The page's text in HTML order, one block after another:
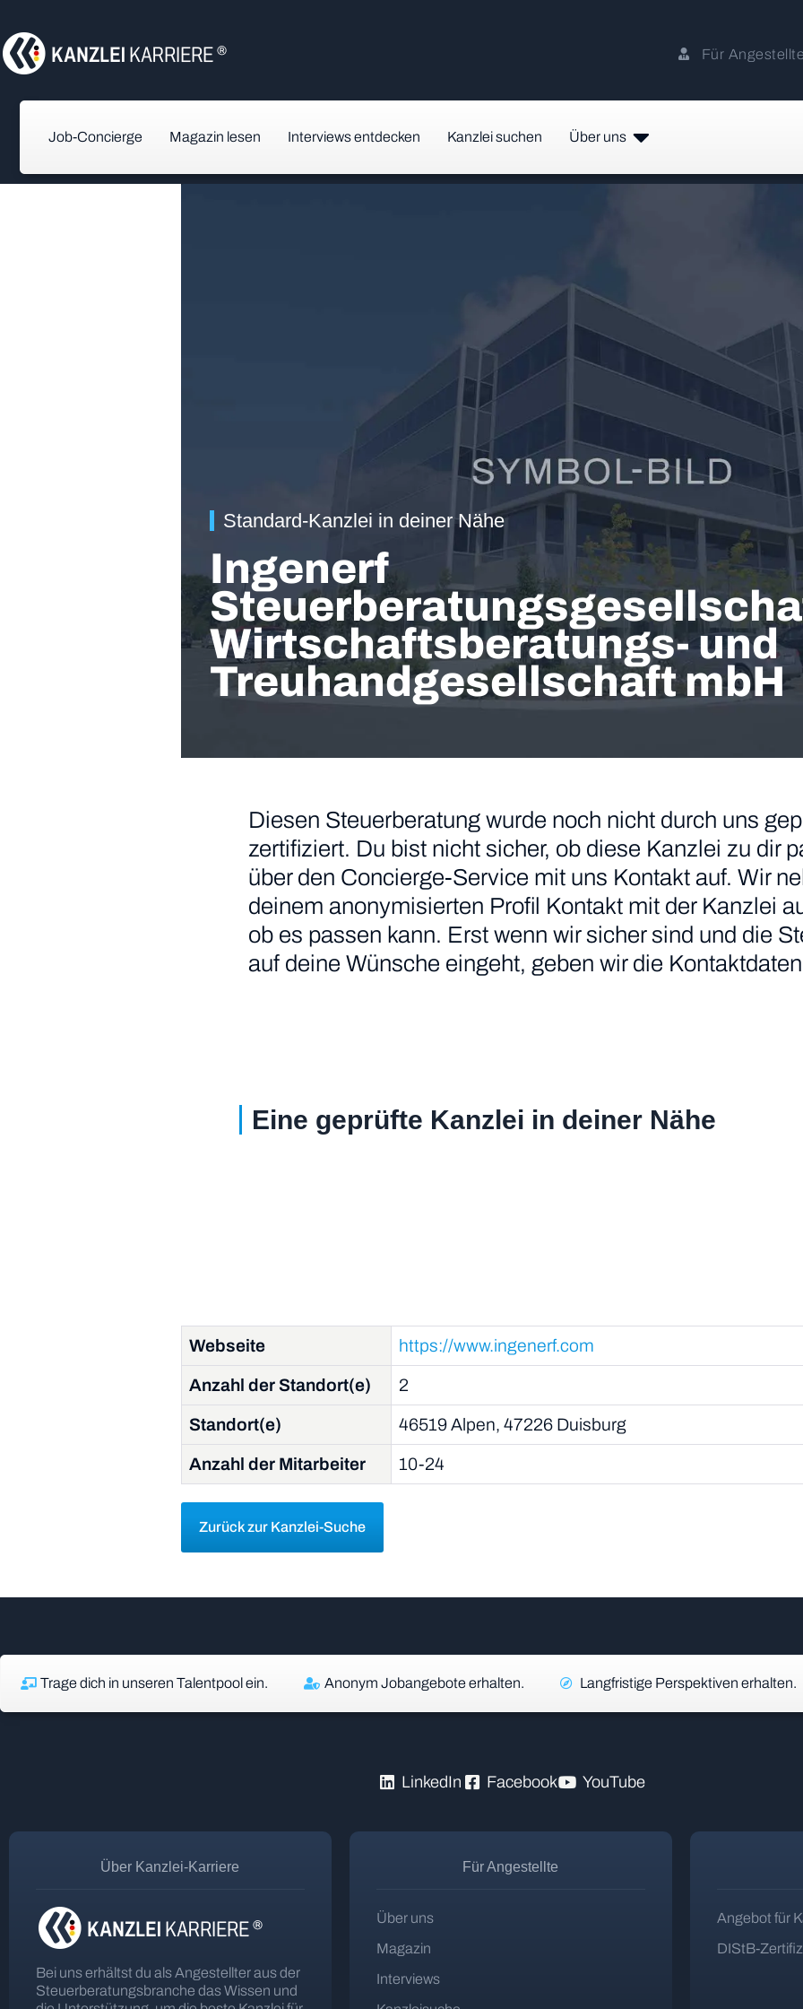
Für
Job-Concierge Magazin lesen Interviews entdecken Kanzlei suchen Über uns
Standard-Kanzlei in deiner Nähe
Ingenerf
Wirtschaftsberatungs- und
Treuhandgesellschaft mbH
Diesen Steuerberatung wurde noch nicht durch uns
zertifiziert. Du bist nicht sicher, ob diese Kanzlei zu dir
über den Concierge-Service mit uns Kontakt auf. Wir
deinem anonymisierten Profil Kontakt mit der Kanzlei
ob es passen kann. Erst wenn wir sicher sind und die
auf deine Wünsche eingeht, geben wir die
Eine geprüfte Kanzlei in deiner Nähe
Webseite https://www.ingenerf.com
Anzahl der Standort(e) 2
Standort(e) 46519 Alpen, 47226 Duisburg
Anzahl der Mitarbeiter 10-24
Zurück zur Kanzlei-Suche
Trage dich in unseren Talentpool ein. Anonym Jobangebote erhalten. Langfristige Perspektiven erhalten.
LinkedIn Facebook YouTube
Über Kanzlei-Karriere
Bei uns erhältst du als Angestellter aus der
Steuerberatungsbranche das Wissen und
Für Angestellte
Über uns
Magazin
Interviews
Angebot für
DIStB-